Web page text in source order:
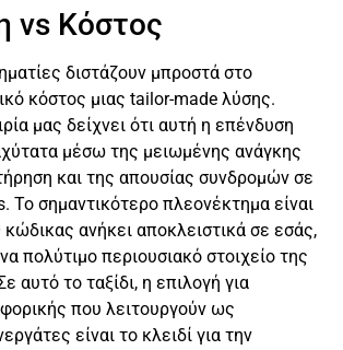
vs Κόστος
διστάζουν μπροστά στο
κόστος μιας tailor-made λύσης.
μας δείχνει ότι αυτή η επένδυση
μέσω της μειωμένης ανάγκης
και της απουσίας συνδρομών σε
Το σημαντικότερο πλεονέκτημα είναι
ανήκει αποκλειστικά σε εσάς,
πολύτιμο περιουσιακό στοιχείο της
αυτό το ταξίδι, η επιλογή για
που λειτουργούν ως
είναι το κλειδί για την